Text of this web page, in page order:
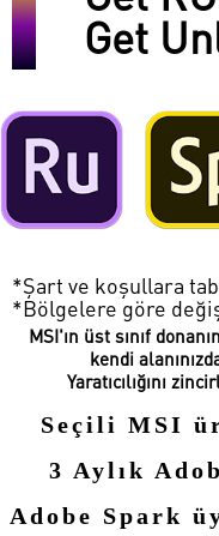
Get
*Şart ve koşullara
*Bölgelere göre
MSI'ın üst sınıf
kendi
Yaratıcılığını
Seçili MSI
3 Aylık
Adobe Spark